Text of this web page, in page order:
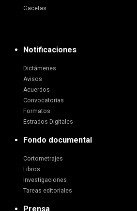
Gacetas
Notificaciones
Dictámenes
Avisos
Acuerdos
Convocatorias
Formatos
Estrados Digitales
Fondo documental
Cortometrajes
Libros
Investigaciones
Tareas editoriales
Prensa